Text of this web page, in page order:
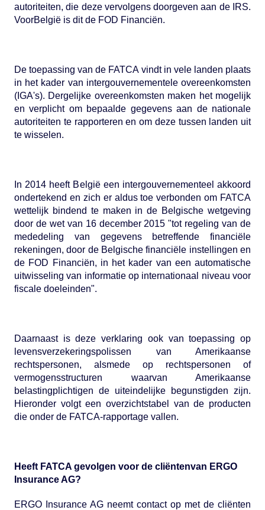
autoriteiten, die deze vervolgens doorgeven aan de IRS.
VoorBelgië is dit de FOD Financiën.
De toepassing van de FATCA vindt in vele landen plaats
in het kader van intergouvernementele overeenkomsten
(IGA's). Dergelijke overeenkomsten maken het mogelijk
en verplicht om bepaalde gegevens aan de nationale
autoriteiten te rapporteren en om deze tussen landen uit
te wisselen.
In 2014 heeft België een intergouvernementeel akkoord
ondertekend en zich er aldus toe verbonden om FATCA
wettelijk bindend te maken in de Belgische wetgeving
door de wet van 16 december 2015 "tot regeling van de
mededeling van gegevens betreffende financiële
rekeningen, door de Belgische financiële instellingen en
de FOD Financiën, in het kader van een automatische
uitwisseling van informatie op internationaal niveau voor
fiscale doeleinden".
Daarnaast is deze verklaring ook van toepassing op
levensverzekeringspolissen van Amerikaanse
rechtspersonen, alsmede op rechtspersonen of
vermogensstructuren waarvan Amerikaanse
belastingplichtigen de uiteindelijke begunstigden zijn.
Hieronder volgt een overzichtstabel van de producten
die onder de FATCA-rapportage vallen.
Heeft FATCA gevolgen voor de cliëntenvan ERGO
Insurance AG?
ERGO Insurance AG neemt contact op met de cliënten